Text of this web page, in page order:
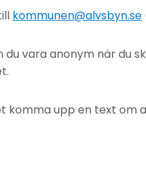
kommunen@alvsbyn.se
vara anonym när
komma upp en text